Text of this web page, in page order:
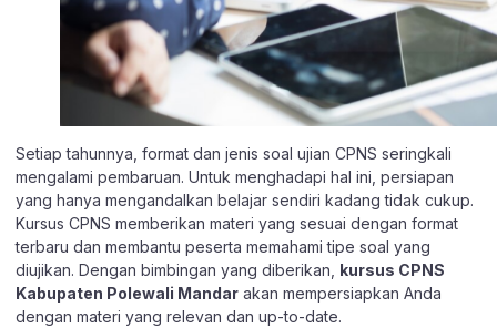
Setiap tahunnya, format dan jenis soal ujian CPNS seringkali
mengalami pembaruan. Untuk menghadapi hal ini, persiapan
yang hanya mengandalkan belajar sendiri kadang tidak cukup.
Kursus CPNS memberikan materi yang sesuai dengan format
terbaru dan membantu peserta memahami tipe soal yang
diujikan. Dengan bimbingan yang diberikan, kursus CPNS
Kabupaten Polewali Mandar akan mempersiapkan Anda
dengan materi yang relevan dan up-to-date.